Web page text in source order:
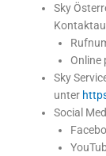
Sky
Online
Sky
unter
Social